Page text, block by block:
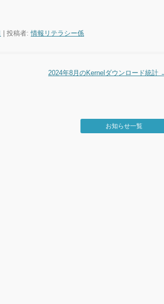
投稿者:情報リテラシー係
2024年8月のKernelダウンロード統計
お知らせ一覧